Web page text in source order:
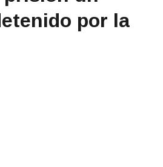
por la